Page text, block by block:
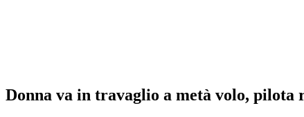
Donna va in travaglio a metà volo,